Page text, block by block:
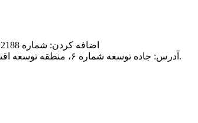
اضافه کردن: شماره 2188، جاده سونگژنگ، منطقه سونگ جیانگ، شانگهای، چین 201604
آدرس: جاده توسعه شماره ۶، منطقه توسعه اقتصادی، شهرستان چانگ‌شینگ، شهر هوژو، استان ژجیانگ، چین.